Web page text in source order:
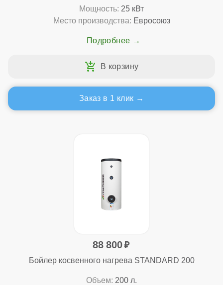
Мощность: 25 кВт
Место производства: Евросоюз
Подробнее
Заказ в 1 клик
88 800
Бойлер косвенного нагрева STANDARD 200
Объем: 200 л.